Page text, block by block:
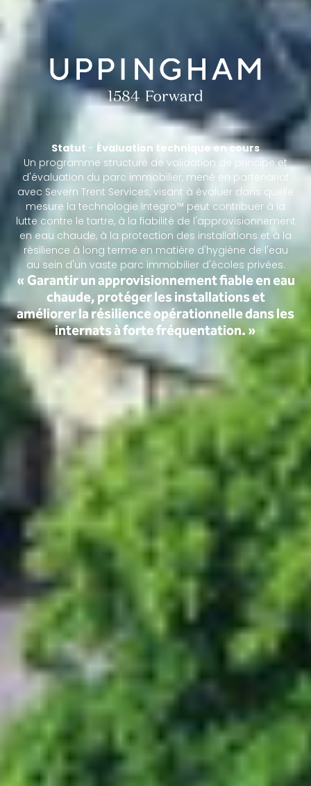
Statut - Évaluation technique en cours
Un programme structuré de validation de principe et
d'évaluation du parc immobilier, mené en partenariat
avec Severn Trent Services, visant à évaluer dans quelle
mesure la technologie Integro™ peut contribuer à la
lutte contre le tartre, à la fiabilité de l'approvisionnement
en eau chaude, à la protection des installations et à la
résilience à long terme en matière d'hygiène de l'eau
au sein d'un vaste parc immobilier d'écoles privées.
« Garantir un approvisionnement fiable en eau
chaude, protéger les installations et
améliorer la résilience opérationnelle dans les
internats à forte fréquentation. »